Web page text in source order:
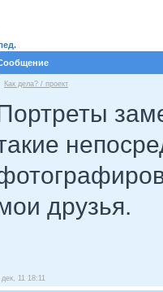
Как дела? / проект
друзья.
дек, 11 18:11